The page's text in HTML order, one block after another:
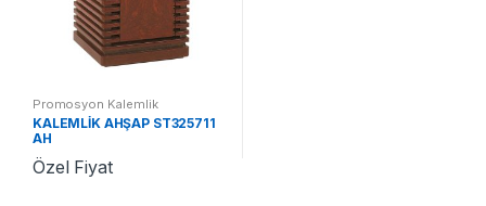
Promosyon Kalemlik
KALEMLİK AHŞAP ST325711
AH
Özel Fiyat